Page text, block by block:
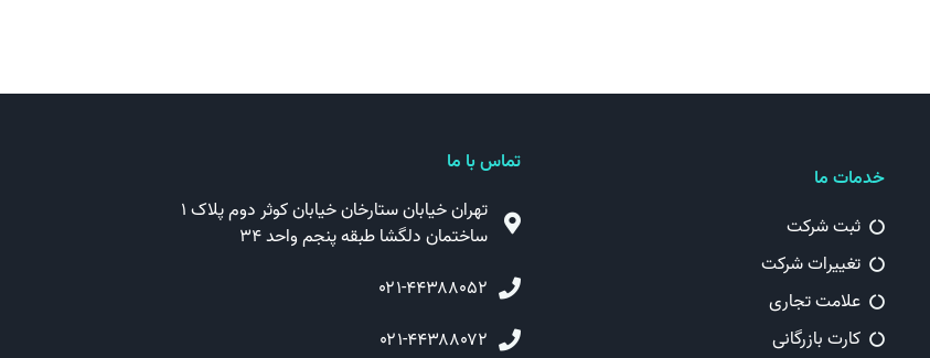
خدمات ما
ثبت شرکت
تغییرات شرکت
علامت تجاری
کارت بازرگانی
تماس با ما
تهران خیابان ستارخان خیابان کوثر دوم پلاک ۱
ساختمان دلگشا طبقه پنجم واحد ۳۴
۰۲۱-۴۴۳۸۸۰۵۲
۰۲۱-۴۴۳۸۸۰۷۲